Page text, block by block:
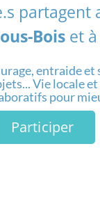
partagent
Boiset à
entraide et
Vie locale
pour
Participer